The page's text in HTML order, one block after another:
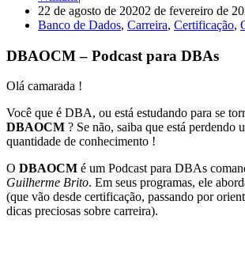
22 de agosto de 20202 de fevereiro de
Banco de Dados, Carreira, Certificação,
DBAOCM – Podcast para DBAs
Olá camarada !
Você que é DBA, ou está estudando para se
DBAOCM ? Se não, saiba que está perdendo
quantidade de conhecimento !
O DBAOCM é um Podcast para DBAs
Guilherme Brito. Em seus programas, ele
(que vão desde certificação, passando por
dicas preciosas sobre carreira).